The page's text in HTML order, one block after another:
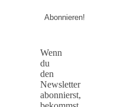
Wenn
du
den
Newsletter
abonnierst,